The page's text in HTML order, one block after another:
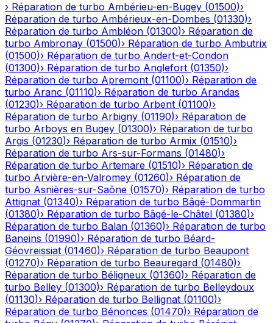
› Réparation de turbo Ambérieu-en-Bugey (01500)›
Réparation de turbo Ambérieux-en-Dombes (01330)›
Réparation de turbo Ambléon (01300)› Réparation de
turbo Ambronay (01500)› Réparation de turbo Ambutrix
(01500)› Réparation de turbo Andert-et-Condon
(01300)› Réparation de turbo Anglefort (01350)›
Réparation de turbo Apremont (01100)› Réparation de
turbo Aranc (01110)› Réparation de turbo Arandas
(01230)› Réparation de turbo Arbent (01100)›
Réparation de turbo Arbigny (01190)› Réparation de
turbo Arboys en Bugey (01300)› Réparation de turbo
Argis (01230)› Réparation de turbo Armix (01510)›
Réparation de turbo Ars-sur-Formans (01480)›
Réparation de turbo Artemare (01510)› Réparation de
turbo Arvière-en-Valromey (01260)› Réparation de
turbo Asnières-sur-Saône (01570)› Réparation de turbo
Attignat (01340)› Réparation de turbo Bâgé-Dommartin
(01380)› Réparation de turbo Bâgé-le-Châtel (01380)›
Réparation de turbo Balan (01360)› Réparation de turbo
Baneins (01990)› Réparation de turbo Béard-
Géovreissiat (01460)› Réparation de turbo Beaupont
(01270)› Réparation de turbo Beauregard (01480)›
Réparation de turbo Béligneux (01360)› Réparation de
turbo Belley (01300)› Réparation de turbo Belleydoux
(01130)› Réparation de turbo Bellignat (01100)›
Réparation de turbo Bénonces (01470)› Réparation de